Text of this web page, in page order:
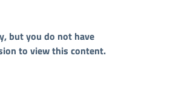
but you do not have
to view this content.